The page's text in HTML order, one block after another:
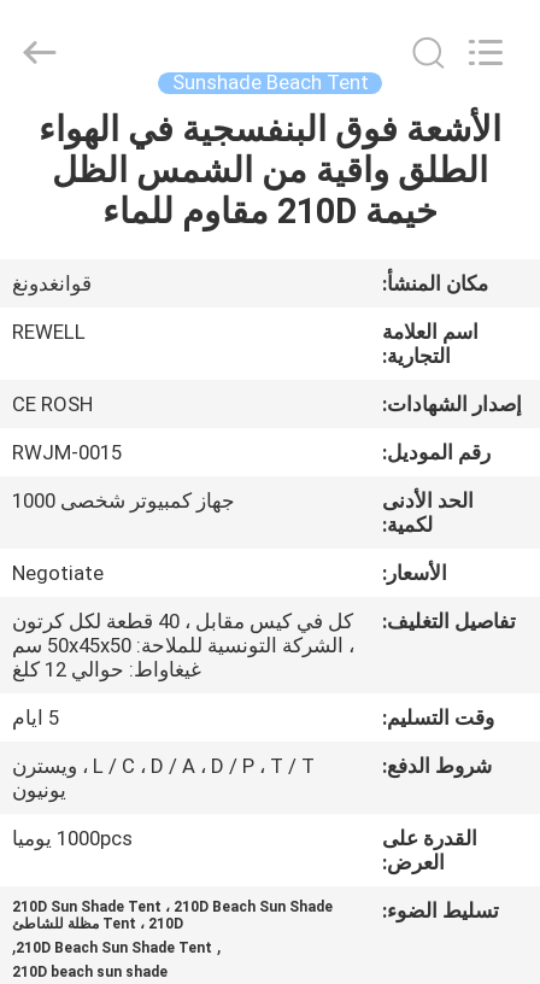
الصفحة
الرئيسية
معلومات
جولة
مراقبة
الجودة
خريطة
الموقع
PRIVACY
POLICY
Sunshade Beach Tent
الأشعة فوق البنفسجية في الهواء
الطلق واقية من الشمس الظل
خيمة 210D مقاوم للماء
مكان المنشأ:
قوانغدونغ
اسم العلامة
التجارية:
REWELL
إصدار الشهادات:
CE ROSH
رقم الموديل:
RWJM-0015
الحد الأدنى
لكمية:
جهاز كمبيوتر شخصى 1000
الأسعار:
Negotiate
تفاصيل التغليف:
كل في كيس مقابل ، 40 قطعة لكل كرتون
، الشركة التونسية للملاحة: 50x45x50 سم
غيغاواط: حوالي 12 كلغ
وقت التسليم:
5 ايام
شروط الدفع:
L / C ، D / A ، D / P ، T / T ، ويسترن
يونيون
القدرة على
العرض:
1000pcs يوميا
تسليط الضوء:
210D Sun Shade Tent ، 210D Beach Sun Shade
Tent ، 210D مظلة للشاطئ
,
210D Beach Sun Shade Tent
,
210D beach sun shade